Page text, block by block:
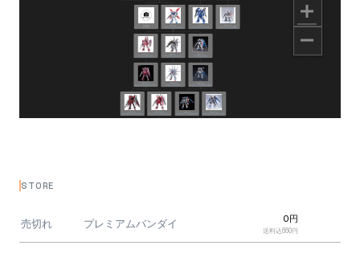
STORE
売切れ プレミアムバンダイ 0円
送料込660円